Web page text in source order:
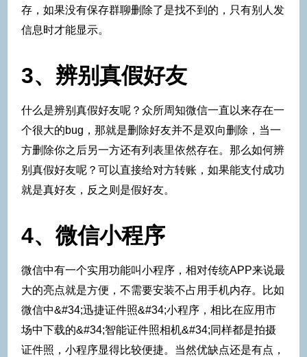
存，如果没有保存群聊删除了是找不到的，只有别人发
信息时才能显示。
3、辨别真假好友
什么是辨别真假好友呢？众所周知微信一直以来存在一
个很大的bug，那就是删除好友并不是双向删除，当一
方删除你之后另一方还有列表里依然存在。那么如何辨
别真假好友呢？可以直接给对方转账，如果能支付成功
就是真好友，反之则是假好友。
4、微信小程序
微信中有一个实用功能叫小程序，相对传统APP来说最
大的亮点就是方便，不需要安装不占用手机内存。比如
微信中&#34;迅捷证件照&#34;小程序，相比在应用市
场中下载的&#34;智能证件照相机&#34;同样都是拍摄
证件照，小程序显得比较便捷。当然优缺点还是有点，